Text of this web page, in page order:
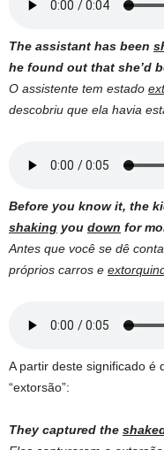
The assistant has been
he found out that she’d
O assistente tem estado
descobriu que ela havia
Before you know it, the
shaking you down for
Antes que você se dê
próprios carros e
A partir deste significado é
“extorsão”:
They captured the